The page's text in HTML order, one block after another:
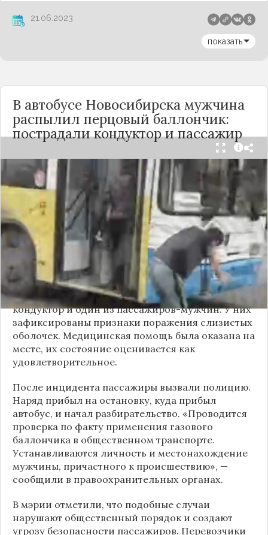
21.06.2023
показать
В автобусе Новосибирска мужчина
распылил перцовый баллончик:
пострадали кондуктор и пассажир
Вечером 24 сентября в салоне автобуса маршрута
№18 в Новосибирске произошёл инцидент с
применением перцового баллончика. Как
сообщили очевидцы в
Telegram-канале
«Инцидент Новосибирск», неизвестный
мужчина с бородой сначала вступил в перепалку
с кондуктором, затем поссорился с другими
пассажирами. В ходе конфликта он достал
газовый баллончик и распылил его в салоне.
По предварительным данным, пострадали
кондуктор и один из пассажиров-мужчин. У них
зафиксированы признаки поражения слизистых
оболочек. Медицинская помощь была оказана на
месте, их состояние оценивается как
удовлетворительное.
После инцидента пассажиры вызвали полицию.
Наряд прибыл на остановку, куда прибыл
автобус, и начал разбирательство. «Проводится
проверка по факту применения газового
баллончика в общественном транспорте.
Устанавливаются личность и местонахождение
мужчины, причастного к происшествию», —
сообщили в правоохранительных органах.
В мэрии отметили, что подобные случаи
нарушают общественный порядок и создают
угрозу безопасности пассажиров. Перевозчики